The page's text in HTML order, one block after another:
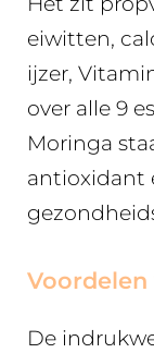
eiwitten,
ijzer,
over alle 9
Moringa
antioxidant
De